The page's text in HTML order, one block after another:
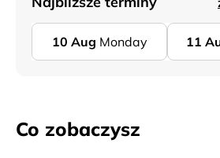
10 Aug Monday 11
Co zobaczysz